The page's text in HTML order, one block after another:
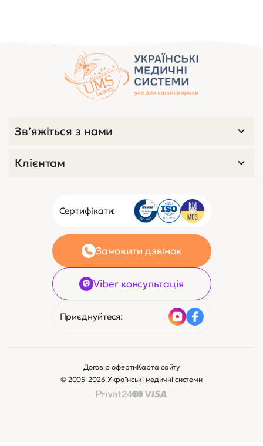
Сертифікати:
Замовити дзвінок
Viber консультація
Приєднуйтеся:
Зв’яжіться з нами
Клієнтам
© 2005-2026 Українські медичні системи
Договір офертиКарта сайту